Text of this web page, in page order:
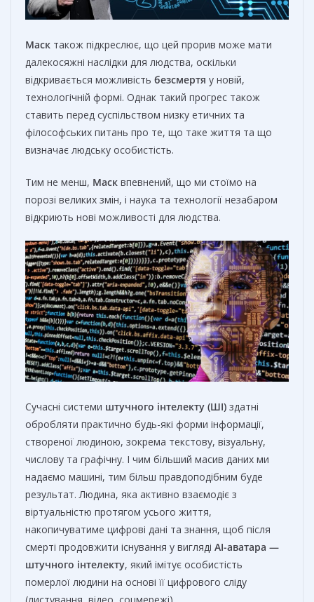
Маск також підкреслює, що цей прорив може мати
далекосяжні наслідки для людства, оскільки
відкривається можливість безсмертя у новій,
технологічній формі. Однак такий прогрес також
ставить перед суспільством низку етичних та
філософських питань про те, що таке життя та що
визначає людську особистість.
Тим не менш, Маск впевнений, що ми стоїмо на
порозі великих змін, і наука та технології незабаром
відкриють нові можливості для людства.
Сучасні системи штучного інтелекту (ШІ) здатні
обробляти практично будь-які форми інформації,
створеної людиною, зокрема текстову, візуальну,
числову та графічну. І чим більший масив даних ми
надаємо машині, тим більш правдоподібним буде
результат. Людина, яка активно взаємодіє з
віртуальністю протягом усього життя,
накопичуватиме цифрові дані та знання, щоб після
смерті продовжити існування у вигляді AI-аватара —
штучного інтелекту, який імітує особистість
померлої людини на основі її цифрового сліду